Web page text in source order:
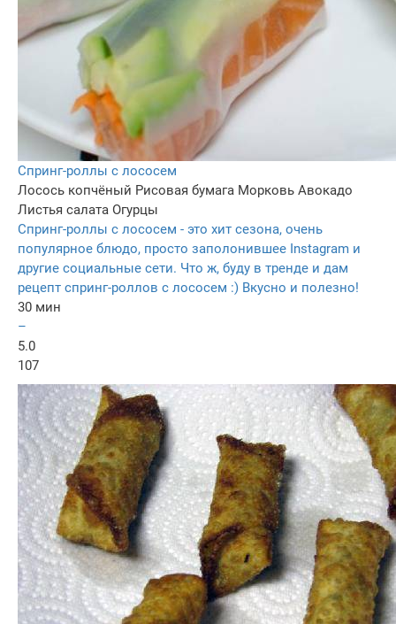
Спринг-роллы с лососем
Лосось копчёный Рисовая бумага Морковь Авокадо
Листья салата Огурцы
Спринг-роллы с лососем - это хит сезона, очень
популярное блюдо, просто заполонившее Instagram и
другие социальные сети. Что ж, буду в тренде и дам
рецепт спринг-роллов с лососем :) Вкусно и полезно!
30 мин
–
5.0
107